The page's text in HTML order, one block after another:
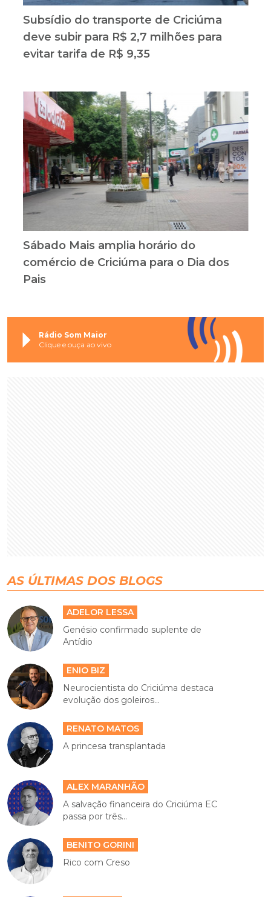
Subsídio do transporte de Criciúma
deve subir para R$ 2,7 milhões para
evitar tarifa de R$ 9,35
Sábado Mais amplia horário do
comércio de Criciúma para o Dia dos
Pais
Rádio Som Maior
Clique e ouça ao vivo
AS ÚLTIMAS DOS BLOGS
ADELOR LESSA
Genésio confirmado suplente de
Antídio
ENIO BIZ
Neurocientista do Criciúma destaca
evolução dos goleiros...
RENATO MATOS
A princesa transplantada
ALEX MARANHÃO
A salvação financeira do Criciúma EC
passa por três...
BENITO GORINI
Rico com Creso